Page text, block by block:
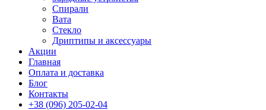
Спирали
Вата
Стекло
Дриптипы и аксессуары
Акции
Главная
Оплата и доставка
Блог
Контакты
+38 (096) 205-02-04